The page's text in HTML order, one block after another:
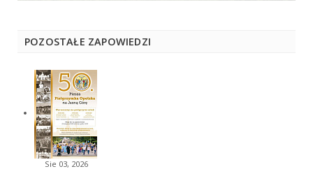
POZOSTAŁE ZAPOWIEDZI
Sie 03, 2026